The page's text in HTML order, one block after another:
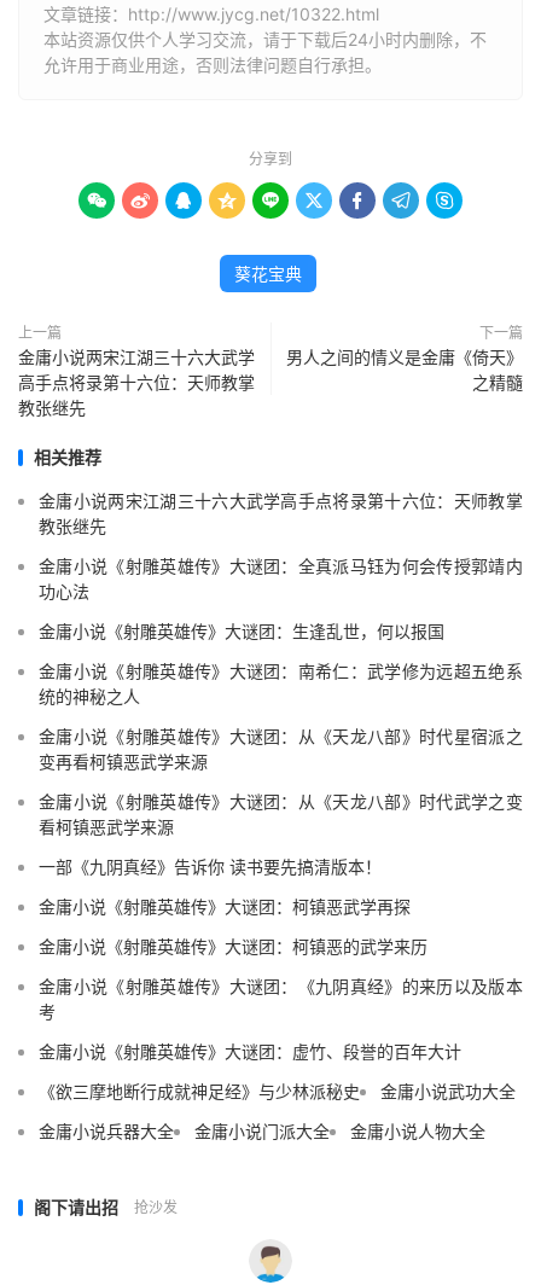
文章链接： http://www.jycg.net/10322.html
本站资源仅供个人学习交流，请于下载后24小时内删除，不
允许用于商业用途，否则法律问题自行承担。
分享到
        
葵花宝典
上一篇
金庸小说两宋江湖三十六大武学
高手点将录第十六位：天师教掌
教张继先
下一篇
男人之间的情义是金庸《倚天》
之精髓
相关推荐
金庸小说两宋江湖三十六大武学高手点将录第十六位：天师教掌
教张继先
金庸小说《射雕英雄传》大谜团：全真派马钰为何会传授郭靖内
功心法
金庸小说《射雕英雄传》大谜团：生逢乱世，何以报国
金庸小说《射雕英雄传》大谜团：南希仁：武学修为远超五绝系
统的神秘之人
金庸小说《射雕英雄传》大谜团：从《天龙八部》时代星宿派之
变再看柯镇恶武学来源
金庸小说《射雕英雄传》大谜团：从《天龙八部》时代武学之变
看柯镇恶武学来源
一部《九阴真经》告诉你 读书要先搞清版本！
金庸小说《射雕英雄传》大谜团：柯镇恶武学再探
金庸小说《射雕英雄传》大谜团：柯镇恶的武学来历
金庸小说《射雕英雄传》大谜团：《九阴真经》的来历以及版本
考
金庸小说《射雕英雄传》大谜团：虚竹、段誉的百年大计
《欲三摩地断行成就神足经》与少林派秘史
金庸小说武功大全
金庸小说兵器大全
金庸小说门派大全 金庸小说人物大全
阁下请出招 抢沙发